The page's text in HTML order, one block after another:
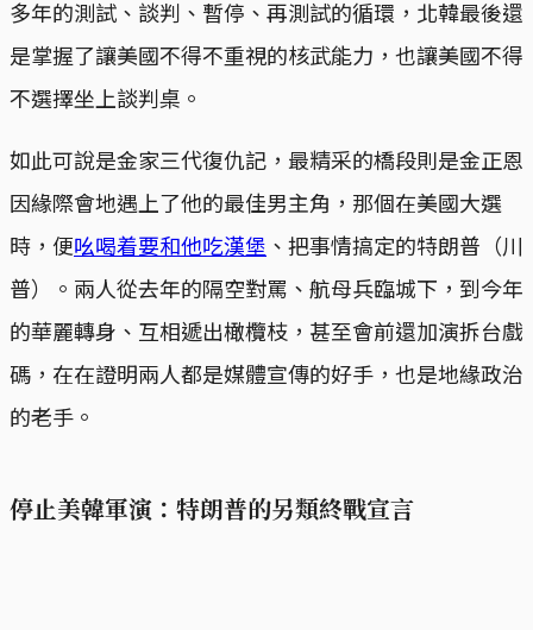
多年的測試、談判、暫停、再測試的循環，北韓最後還
是掌握了讓美國不得不重視的核武能力，也讓美國不得
不選擇坐上談判桌。
如此可說是金家三代復仇記，最精采的橋段則是金正恩
因緣際會地遇上了他的最佳男主角，那個在美國大選
時，便吆喝着要和他吃漢堡 、把事情搞定的特朗普（川
普）。兩人從去年的隔空對罵、航母兵臨城下，到今年
的華麗轉身、互相遞出橄欖枝，甚至會前還加演拆台戲
碼，在在證明兩人都是媒體宣傳的好手，也是地緣政治
的老手。
停止美韓軍演：特朗普的另類終戰宣言